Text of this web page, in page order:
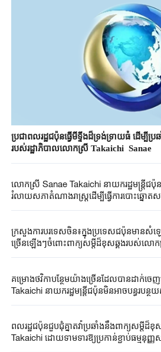
ប្រជាពលរដ្ឋជប៉ុនធ្វើមីទ្ទីងដ៏ទ្រង់ទ្រាយធំ ដើម្បីប្រឆ
របស់រដ្ឋាភិបាលលោកស្រី Takaichi Sanae
លោកស្រី Sanae Takaichi នាយករដ្ឋមន្ត្រីជប៉ុនបានបង្ហាញពីបំណងចង់
រំលាយសភាតំណាងរាស្ត្រដើម្បីធ្វើការបោះឆ្
ក្រសួងការបរទេសចិន៖ក្នុងប្រទេសជប៉ុនមានសំឡ
ច្រើនឡើងៗចំពោះពាក្យសម្តីដ៏ខុសឆ្គងរបស់លោ
គម្រោងថវិកាបន្ថែមយ៉ាងច្រើនដែលបានដាក់
Takaichi នាយករដ្ឋមន្ត្រីជប៉ុនមិនអាចបន្ធូរបន្
ពលរដ្ឋជប៉ុនជួប​ជុំ​គ្នា​តវ៉ាប្រឆាំងនឹងពាក្យសម្តី​
Takaichi ដោយទាមទារឱ្យប្រកាន់​ខ្ជាប់​​ធម្មនុញ្ញ